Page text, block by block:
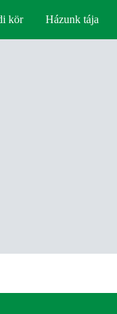
kör Házunk tája